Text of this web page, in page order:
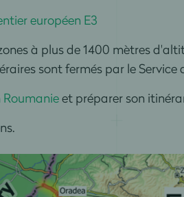
européen E3
à plus de 1400 mètres
sont fermés par le
Roumanieet préparer son